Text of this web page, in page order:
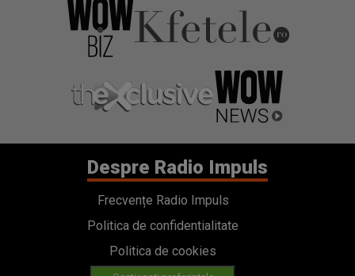
Despre Radio Impuls
Frecvențe Radio Impuls
Politica de confidentialitate
Politica de cookies